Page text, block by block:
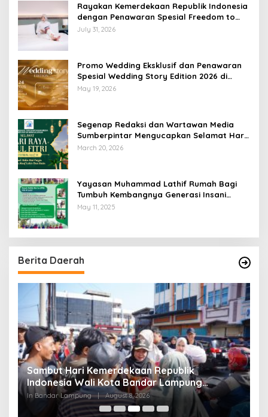
Rayakan Kemerdekaan Republik Indonesia
dengan Penawaran Spesial Freedom to
Relax di Holiday Inn Lampung Bukit Randu
July 31, 2026
Promo Wedding Eksklusif dan Penawaran
Spesial Wedding Story Edition 2026 di
Swiss-Belhotel Lampung
May 19, 2026
Segenap Redaksi dan Wartawan Media
Sumberpintar Mengucapkan Selamat Hari
Raya Idul Fitri 1447 Hijriyah / 2026 M
March 20, 2026
Yayasan Muhammad Lathif Rumah Bagi
Tumbuh Kembangnya Generasi Insani
Cerdas dan Berkarakter
May 11, 2025
Berita Daerah
Sekretaris Daerah Lampung Timur Rustam
Effendi Resmi Melantik Camat dan Sekretaris
Jabung
In Lampung Timur | August 8, 2026